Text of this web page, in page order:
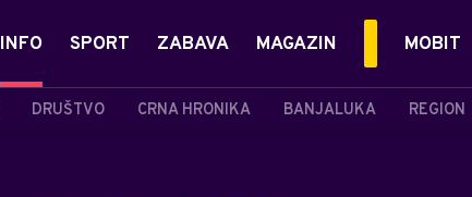
INFO
DRUŠTVO CRNA HRONIKA BANJALUKA REGION
SPORT ZABAVA MAGAZIN MOBIT